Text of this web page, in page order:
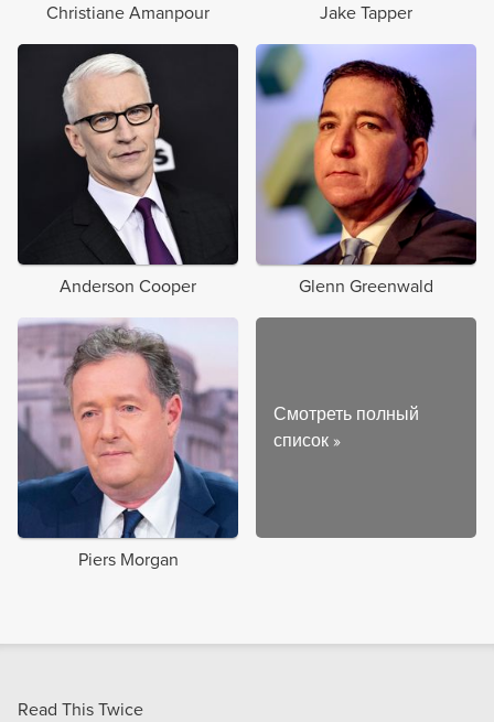
Christiane Amanpour Jake Tapper
Anderson Cooper Glenn Greenwald
Piers Morgan
Смотреть полный
список »
Read This Twice